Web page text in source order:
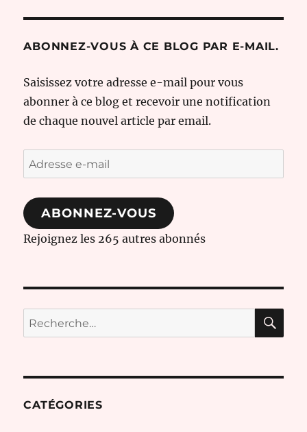
ABONNEZ-VOUS À CE BLOG PAR E-MAIL.
Saisissez votre adresse e-mail pour vous
abonner à ce blog et recevoir une notification
de chaque nouvel article par email.
Adresse
e-
mail
ABONNEZ-VOUS
Rejoignez les 265 autres abonnés
Recherche
pour :
CATÉGORIES